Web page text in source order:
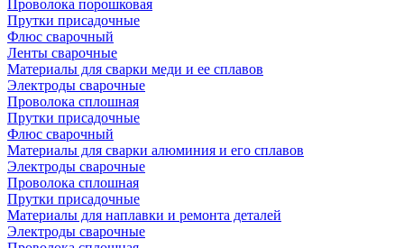
Проволока порошковая
Прутки присадочные
Флюс сварочный
Ленты сварочные
Материалы для сварки меди и ее сплавов
Электроды сварочные
Проволока сплошная
Прутки присадочные
Флюс сварочный
Материалы для сварки алюминия и его сплавов
Электроды сварочные
Проволока сплошная
Прутки присадочные
Материалы для наплавки и ремонта деталей
Электроды сварочные